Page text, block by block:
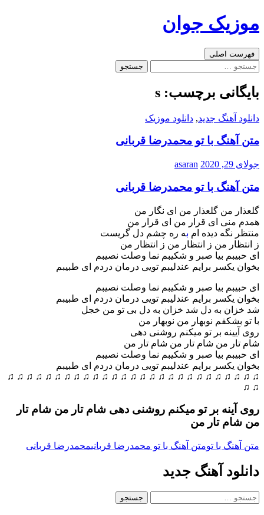
به
موزیک جوان
جست‌وجو
فهرست اصلی
جستجو
بایگانی برچسب: s
دانلود آهنگ جدید, دانلود موزیک
متن آهنگ با تو محمدرضا قربانی
جولای 29, 2020 asaran
متن آهنگ با تو محمدرضا قربانی
گلعذار من گلعذار من ای نگار من
همدم منی ای قرار من ای قرار من
منتظر نگه دیده ام به ره چشم دل گریست
ز انتظار من ز انتظار من ز انتظار من
ای حبیبم بیا صبر و شکیبم نما وصلت نصیبم
بخوان یکسر برایم عندلیبم تویی درمان دردم ای طبیبم
ای حبیبم بیا صبر و شکیبم نما وصلت نصیبم
بخوان یکسر برایم عندلیبم تویی درمان دردم ای طبیبم
شد خزان به دل شد خزان به دل بی تو من خجل
با تو بشکفم نوبهار من نوبهار من
روی آیینه بر تو میکنم روشنی دهی
شام تار من شام تار من شام تار من
ای حبیبم بیا صبر و شکیبم نما وصلت نصیبم
بخوان یکسر برایم عندلیبم تویی درمان دردم ای طبیبم
♫ ♫ ♫ ♫ ♫ ♫ ♫ ♫ ♫ ♫ ♫ ♫ ♫ ♫ ♫ ♫ ♫ ♫ ♫ ♫ ♫ ♫ ♫ ♫ ♫ ♫ ♫
♫ ♫
روی آینه بر تو میکنم روشنی دهی شام تار من شام تار
من شام تار من
متن آهنگ با تومتن آهنگ با تو محمدرضا قربانیمحمدرضا قربانی
دانلود آهنگ جدید
جستجو